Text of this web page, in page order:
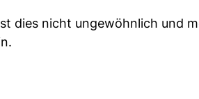
dies nicht ungewöhnlich und